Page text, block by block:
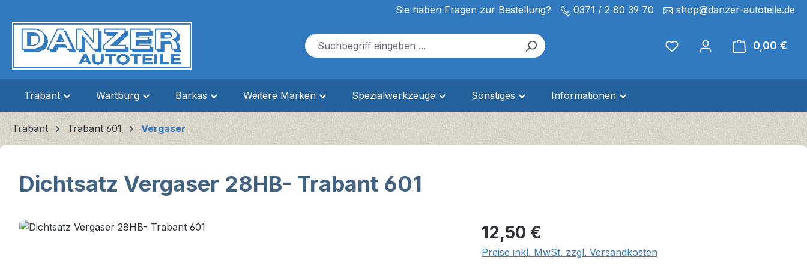
Sie haben Fragen zur Bestellung? 0371 / 2 80 39 70 shop@danzer-autoteile.de
0,00 €
Trabant Wartburg Barkas Weitere Marken Spezialwerkzeuge Sonstiges Informationen
Trabant Trabant 601 Vergaser
Dichtsatz Vergaser 28HB- Trabant 601
Bildergalerie überspringen Regulärer Preis:
12,50 €
Preise inkl. MwSt. zzgl. Versandkosten